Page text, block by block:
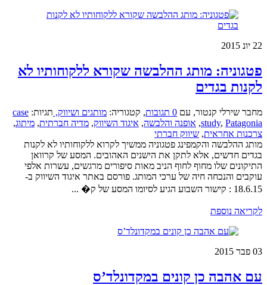
22 יונ 2015
פטגוניה: מותג ההלבשה שקורא ללקוחותיו לא
לקנות בגדים
מחבר שירלי קנטור, עם 0 תגובות , קטגוריה: מותגים ושיווק, תגיות: case
study, Patagonia
, אופנה והלבשה, איגוד השיווק, מדיה חברתית, מיתוג,
צרכנות אחראית, שיווק חברתי
מותג ההלבשה והקמפינג פטגוניה ממשיך לקרוא ללקוחותיו לא לקנות
בגדים חדשים, אלא לתקן את הישנים האהובים. המסע של קרוואן
התיקונים שלו מחוף לחוף הניב מאות סיפורים מרגשים, עשרות אלפי
עוקבים והנכחה חיה של ערכי המותג. פורסם באתר איגוד השיווק ב-
18.6.15 : קישור השבוע הגיע לסיומו המסע של ק� ...
לקריאה נוספת
03 פבר 2015
עם אהבה כן קונים במקדונלד’ס